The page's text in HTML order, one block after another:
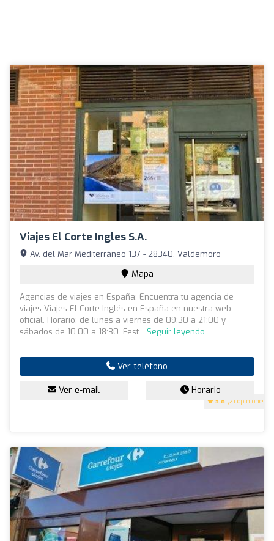
Viajes El Corte Ingles S.A.
3.8 (21 opiniones)
Av. del Mar Mediterráneo 137 - 28340, Valdemoro
Mapa
Agencias de viajes en España: Encuentra tu agencia de
viajes Viajes El Corte Inglés en España en nuestra web
oficial. Horario: de lunes a viernes de 09:30 a 21:00 y
sábados de 10.00 a 18:30. Fest... Seguir leyendo
Ver teléfono
Ver e-mail Horario